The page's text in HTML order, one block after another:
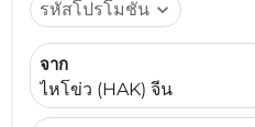
รหัสโปรโมชั่น expand_more
จาก
ไหโข่ว (HAK) จีน